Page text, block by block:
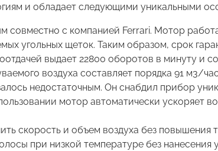
и обладает следующими уникальными
с компанией Ferrari. Мотор
угольных щеток. Таким образом, срок
выдает 22800 оборотов в минуту и
воздуха составляет порядка 91 м3/
недостаточным. Он снабдил прибор
мотор автоматически ускоряет
скорость и объем воздуха без повышения
при низкой температуре без нанесения